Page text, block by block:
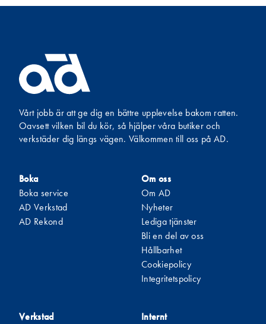
Vårt jobb är att ge dig en bättre upplevelse bakom ratten.
Oavsett vilken bil du kör, så hjälper våra butiker och
verkstäder dig längs vägen. Välkommen till oss på AD.
Boka
Boka service
AD Verkstad
AD Rekond
Verkstad
Om oss
Om AD
Nyheter
Lediga tjänster
Bli en del av oss
Hållbarhet
Cookiepolicy
Integritetspolicy
Internt